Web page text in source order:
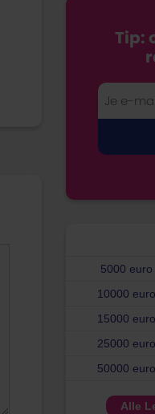
Tip:
5000 euro
10000 euro
15000 euro
25000 euro
50000 euro
Alle